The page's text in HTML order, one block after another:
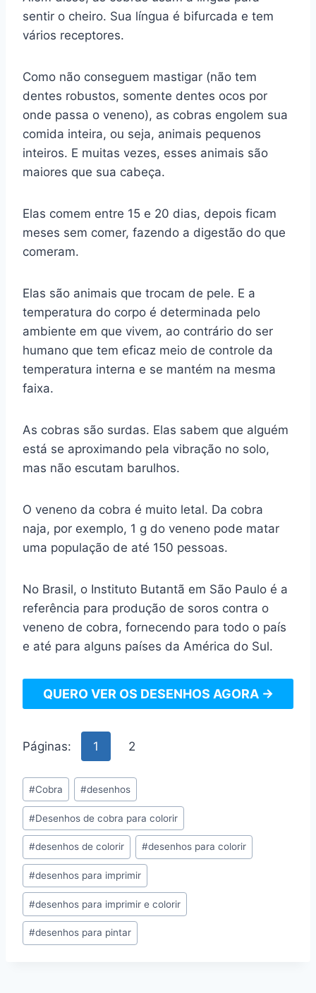
sentir o cheiro. Sua língua é bifurcada e tem
vários receptores.
Como não conseguem mastigar (não tem
dentes robustos, somente dentes ocos por
onde passa o veneno), as cobras engolem sua
comida inteira, ou seja, animais pequenos
inteiros. E muitas vezes, esses animais são
maiores que sua cabeça.
Elas comem entre 15 e 20 dias, depois ficam
meses sem comer, fazendo a digestão do que
comeram.
Elas são animais que trocam de pele. E a
temperatura do corpo é determinada pelo
ambiente em que vivem, ao contrário do ser
humano que tem eficaz meio de controle da
temperatura interna e se mantém na mesma
faixa.
As cobras são surdas. Elas sabem que alguém
está se aproximando pela vibração no solo,
mas não escutam barulhos.
O veneno da cobra é muito letal. Da cobra
naja, por exemplo, 1 g do veneno pode matar
uma população de até 150 pessoas.
No Brasil, o Instituto Butantã em São Paulo é a
referência para produção de soros contra o
veneno de cobra, fornecendo para todo o país
e até para alguns países da América do Sul.
QUERO VER OS DESENHOS AGORA →
Páginas: 1 2
Tags
do
Post:
#Cobra #desenhos
#Desenhos de cobra para colorir
#desenhos de colorir #desenhos para colorir
#desenhos para imprimir
#desenhos para imprimir e colorir
#desenhos para pintar